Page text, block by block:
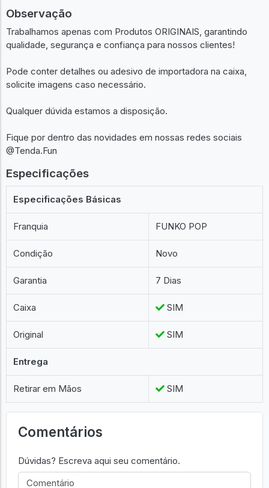
Observação
Trabalhamos apenas com Produtos ORIGINAIS, garantindo
qualidade, segurança e confiança para nossos clientes!
Pode conter detalhes ou adesivo de importadora na caixa,
solicite imagens caso necessário.
Qualquer dúvida estamos a disposição.
Fique por dentro das novidades em nossas redes sociais
@Tenda.Fun
Especificações
Especificações Básicas
Franquia FUNKO POP
Condição Novo
Garantia 7 Dias
Caixa SIM
Original SIM
Entrega
Retirar em Mãos SIM
Comentários
Dúvidas? Escreva aqui seu comentário.